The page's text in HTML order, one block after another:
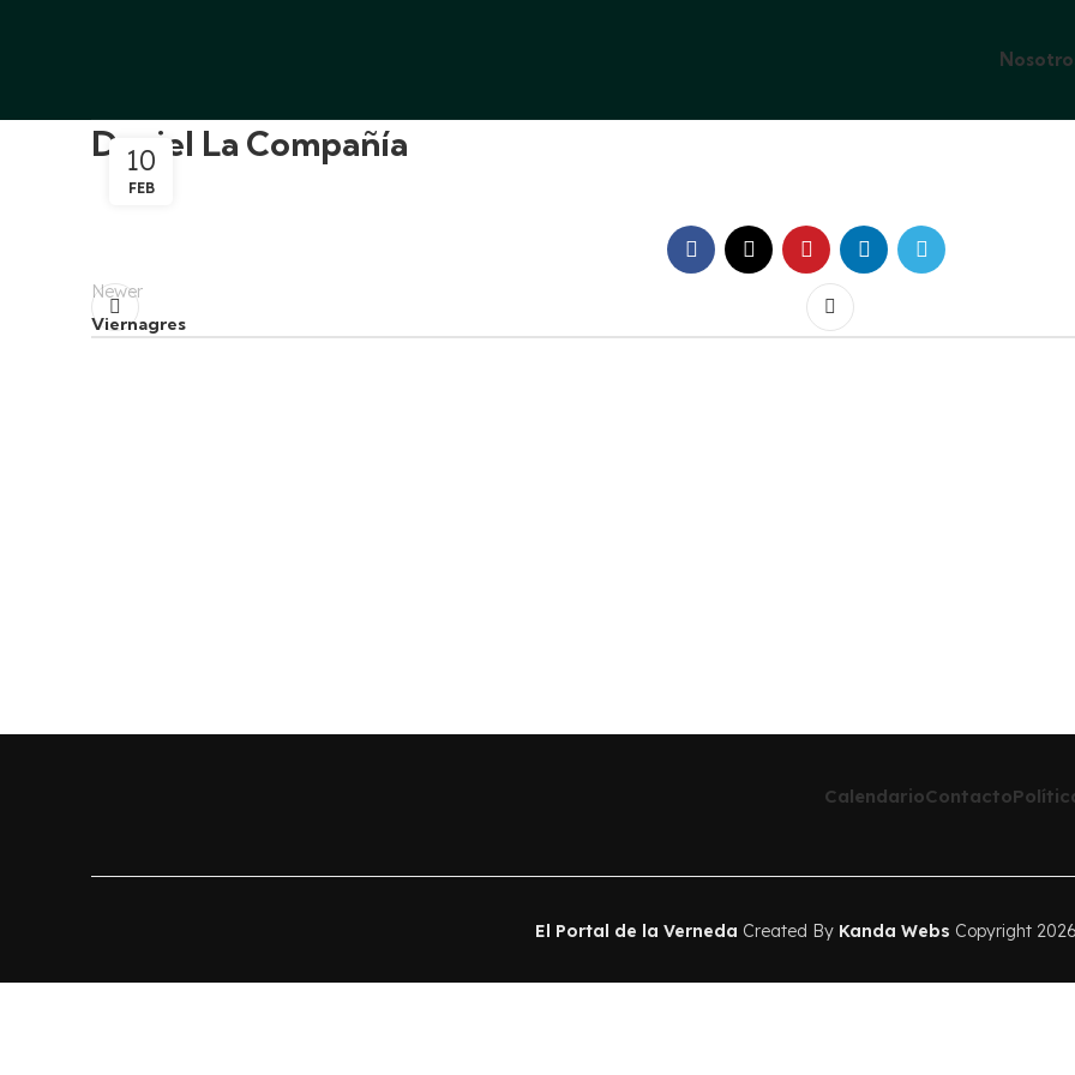
Daniel La Compañía
10
FEB
Newer
Viernagres
CalendarioContacto
El Portal de la Verneda Created By Kanda Webs Copyright 2026